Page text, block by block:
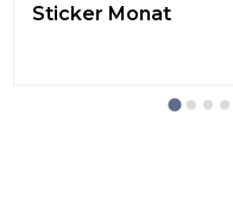
Sticker Monat